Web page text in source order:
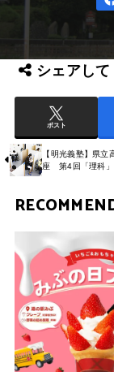
シェアして
ポスト
【明光義塾】県立
座 第4回「理科」